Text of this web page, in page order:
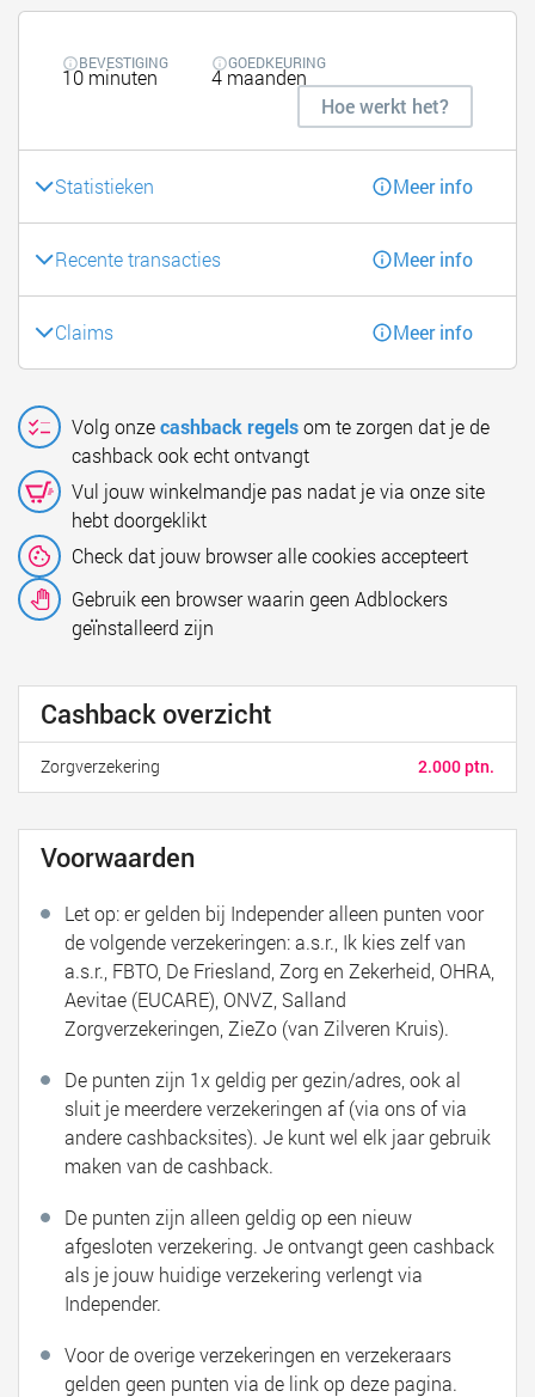
BEVESTIGING
10 minuten
GOEDKEURING
4 maanden
Hoe werkt het?
Statistieken Meer info
Recente transacties Meer info
Claims Meer info
Volg onzecashback regelsom te zorgen dat je de
cashback ook echt ontvangt
Vul jouw winkelmandje pas nadat je via onze site
hebt doorgeklikt
Check dat jouw browser alle cookies accepteert
Gebruik een browser waarin geen Adblockers
geïnstalleerd zijn
Cashback overzicht
2.000 ptn.
Zorgverzekering
Voorwaarden
Let op: er gelden bij Independer alleen punten voor
de volgende verzekeringen: a.s.r., Ik kies zelf van
a.s.r., FBTO, De Friesland, Zorg en Zekerheid, OHRA,
Aevitae (EUCARE), ONVZ, Salland
Zorgverzekeringen, ZieZo (van Zilveren Kruis).
De punten zijn 1x geldig per gezin/adres, ook al
sluit je meerdere verzekeringen af (via ons of via
andere cashbacksites). Je kunt wel elk jaar gebruik
maken van de cashback.
De punten zijn alleen geldig op een nieuw
afgesloten verzekering. Je ontvangt geen cashback
als je jouw huidige verzekering verlengt via
Independer.
Voor de overige verzekeringen en verzekeraars
gelden geen punten via de link op deze pagina.